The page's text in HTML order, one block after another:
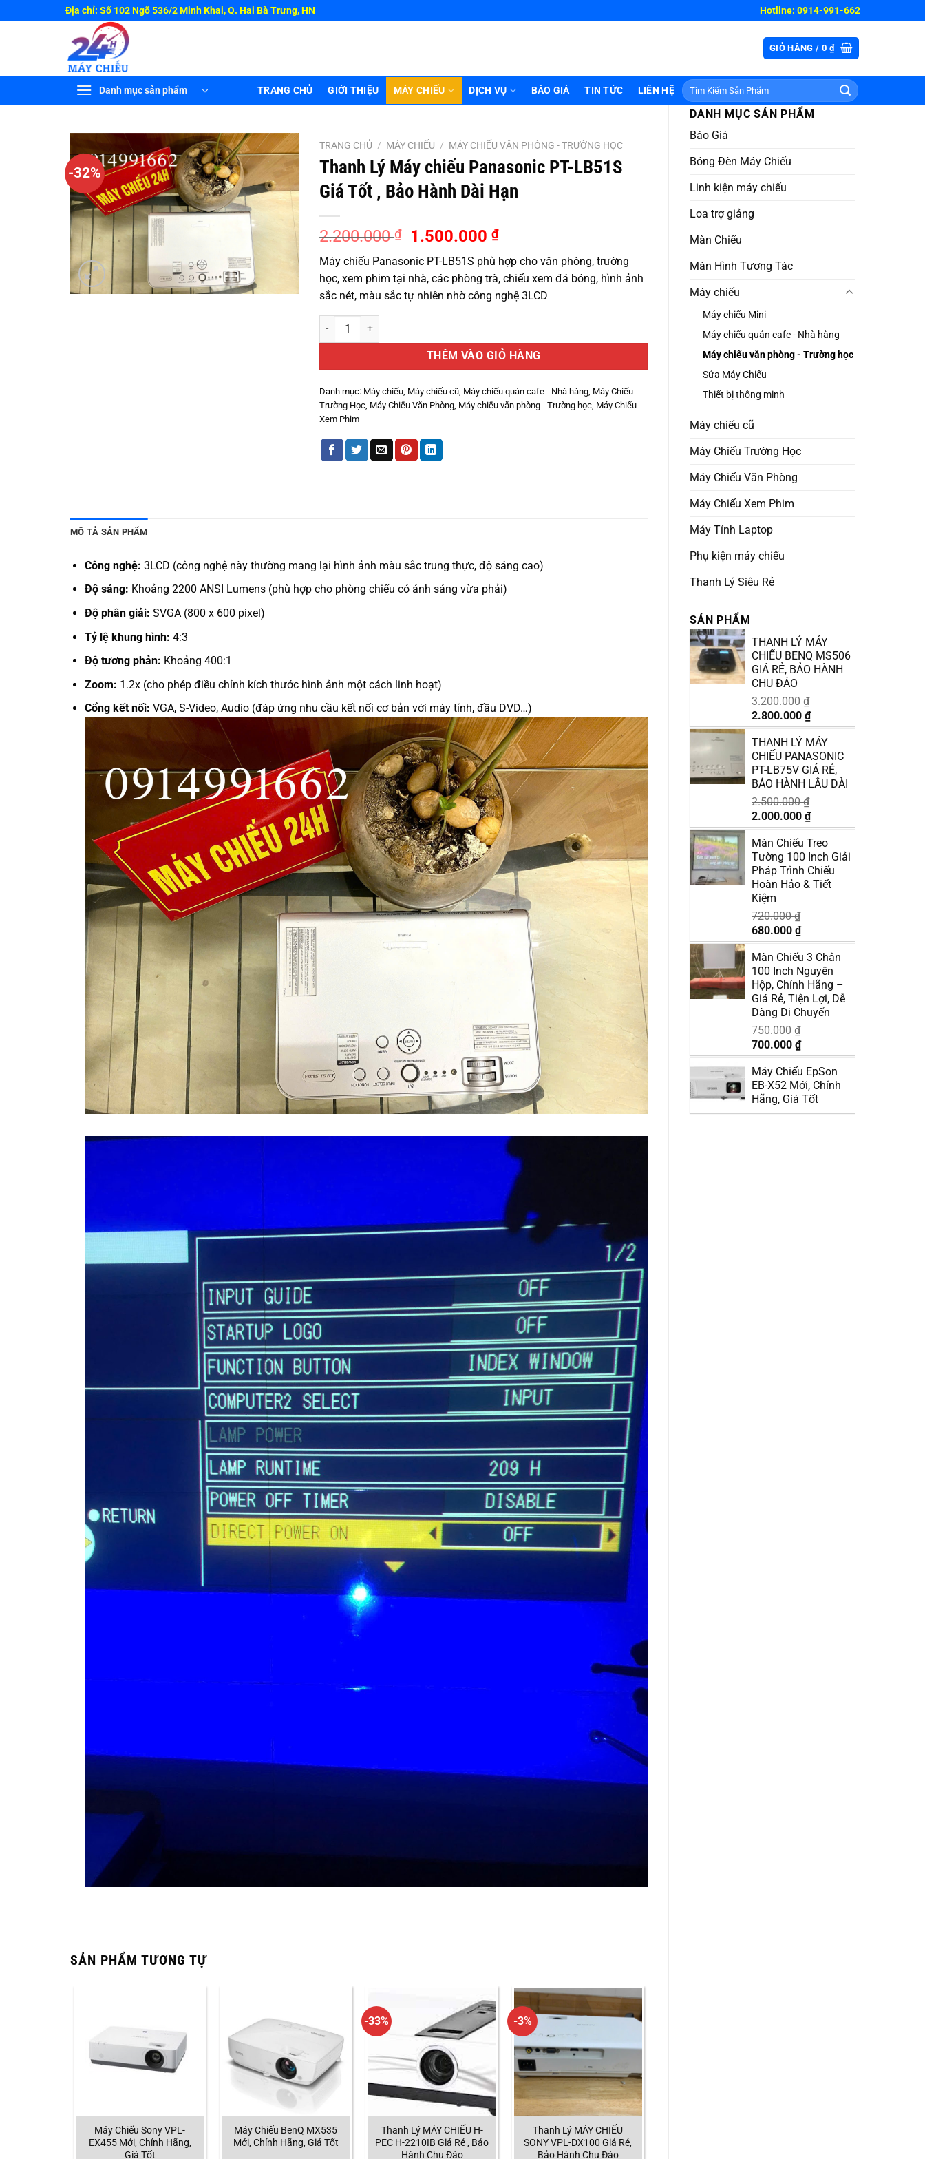
qua
Địa chỉ: Số 102 Ngõ 536/2 Minh Khai, Q. Hai Bà Trưng, HN Hotline: 0914-991-662
GIỎ HÀNG /0 ₫
Danh mục sản phẩm TRANG CHỦ GIỚI THIỆU MÁY CHIẾU DỊCH VỤ BÁO GIÁ TIN TỨC LIÊN HỆ
Tìm
kiếm:
DANH MỤC SẢN PHẨM
Báo Giá
Bóng Đèn Máy Chiếu
Linh kiện máy chiếu
Loa trợ giảng
Màn Chiếu
Màn Hình Tương Tác
Máy chiếu
Máy chiếu Mini
Máy chiếu quán cafe - Nhà hàng
Máy chiếu văn phòng - Trường học
Sửa Máy Chiếu
Thiết bị thông minh
Máy chiếu cũ
Máy Chiếu Trường Học
Máy Chiếu Văn Phòng
Máy Chiếu Xem Phim
Máy Tính Laptop
Phụ kiện máy chiếu
Thanh Lý Siêu Rẻ
SẢN PHẨM
THANH LÝ MÁY
CHIẾU BENQ MS506
GIÁ RẺ, BẢO HÀNH
CHU ĐÁO
3.200.000₫
Giá
gốc
là:
3.200.000 ₫.
2.800.000 ₫Giá
hiện
tại
là:
2.800.000 ₫.
THANH LÝ MÁY
CHIẾU PANASONIC
PT-LB75V GIÁ RẺ,
BẢO HÀNH LÂU DÀI
2.500.000₫
Giá
gốc
là:
2.500.000 ₫.
2.000.000 ₫Giá
hiện
tại
là:
2.000.000 ₫.
Màn Chiếu Treo
Tường 100 Inch Giải
Pháp Trình Chiếu
Hoàn Hảo & Tiết
Kiệm
720.000₫
Giá
gốc
là:
720.000 ₫.
680.000 ₫Giá
hiện
tại
là:
680.000 ₫.
Màn Chiếu 3 Chân
100 Inch Nguyên
Hộp, Chính Hãng –
Giá Rẻ, Tiện Lợi, Dễ
Dàng Di Chuyển
750.000₫
Giá
gốc
là:
750.000 ₫.
700.000 ₫Giá
hiện
tại
là:
700.000 ₫.
Máy Chiếu EpSon
EB-X52 Mới, Chính
Hãng, Giá Tốt
-32%
TRANG CHỦ / MÁY CHIẾU / MÁY CHIẾU VĂN PHÒNG - TRƯỜNG HỌC
Thanh Lý Máy chiếu Panasonic PT-LB51S
Giá Tốt , Bảo Hành Dài Hạn
2.200.000₫
Giá
gốc
là:
2.200.000 ₫.
1.500.000₫Giá
hiện
tại
là:
1.500.000 ₫.
Máy chiếu Panasonic PT-LB51S phù hợp cho văn phòng, trường
học, xem phim tại nhà, các phòng trà, chiếu xem đá bóng, hình ảnh
sắc nét, màu sắc tự nhiên nhờ công nghệ 3LCD
Thanh Lý Máy chiếu Panasonic PT-LB51S Giá Tốt , Bảo Hành Dài Hạn số lượng
THÊM VÀO GIỎ HÀNG
Danh mục: Máy chiếu Máy chiếu cũ Máy chiếu quán cafe - Nhà hàng Máy Chiếu
Trường Học Máy Chiếu Văn Phòng Máy chiếu văn phòng - Trường học Máy Chiếu
Xem Phim
MÔ TẢ SẢN PHẨM
Công nghệ: 3LCD (công nghệ này thường mang lại hình ảnh màu sắc trung thực, độ sáng cao)
Độ sáng: Khoảng 2200 ANSI Lumens (phù hợp cho phòng chiếu có ánh sáng vừa phải)
Độ phân giải: SVGA (800 x 600 pixel)
Tỷ lệ khung hình: 4:3
Độ tương phản: Khoảng 400:1
Zoom: 1.2x (cho phép điều chỉnh kích thước hình ảnh một cách linh hoạt)
Cổng kết nối: VGA, S-Video, Audio (đáp ứng nhu cầu kết nối cơ bản với máy tính, đầu DVD…)
SẢN PHẨM TƯƠNG TỰ
Máy Chiếu Sony VPL-
EX455 Mới, Chính Hãng,
Giá Tốt
Máy Chiếu BenQ MX535
Mới, Chính Hãng, Giá Tốt
-33%
Thanh Lý MÁY CHIẾU H-
PEC H-2210IB Giá Rẻ , Bảo
Hành Chu Đáo
-3%
Thanh Lý MÁY CHIẾU
SONY VPL-DX100 Giá Rẻ,
Bảo Hành Chu Đáo